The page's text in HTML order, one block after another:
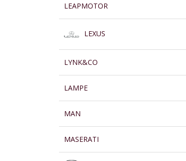
LEAPMOTOR
LEXUS
LYNK&CO
LAMPE
MAN
MASERATI